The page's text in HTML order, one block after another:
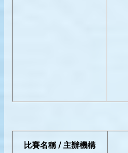
比賽名稱 / 主辦機構